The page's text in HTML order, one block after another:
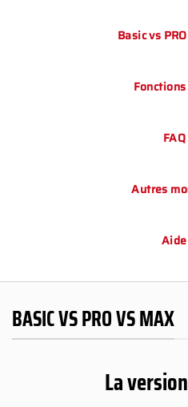
Basic vs
FAQ
Autres
Aide
BASIC VS PRO VS MAX
La